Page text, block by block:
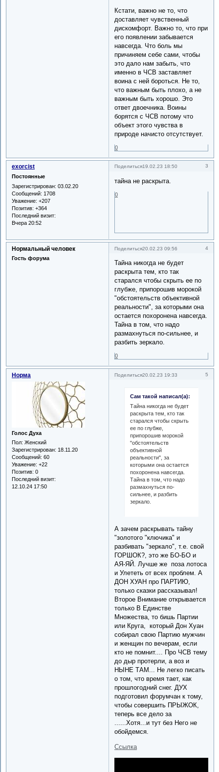
Кстати, важно не то, что
доставляет чувственный
дискомфорт. Важно то, что при
его появлении забывается
навсегда. Что боль мы
причиняем себе сами, чтобы
это дало нам забыть, что
именно в ЧСВ заставляет
воина с ней бороться. Не то,
что важным быть плохо, а не
важным быть хорошо. Это
ответ двоечника. Воины
борятся с ЧСВ потому что
объект этого чувства в
природе начисто отсутствует.
0
Поделиться 3
19.02.23 18:50
exorcist
Постоянные
Зарегистрирован: 03.02.20
Сообщений: 1708
Уважение: +207
Позитив: +364
Последний визит:
Вчера 20:52
тайна не раскрыта.
0
Поделиться 4
20.02.23 09:56
Нормальный человек
Гость форума
Тайна никогда не будет
раскрыта тем, кто так
старался чтобы скрыть ее по
глубже, припорошив морокой
"обстоятельств объективной
реальности", за которыми она
остается похоронена навсегда.
Тайна в том, что надо
размахнуться по-сильнее, и
разбить зеркало.
0
Поделиться 5
20.02.23 19:33
Норма
Голос Духа
Пол: Женский
Зарегистрирован: 18.11.20
Сообщений: 60
Уважение: +22
Позитив: 0
Последний визит:
12.10.24 17:50
Сам такой написал(а):
Тайна никогда не будет
раскрыта тем, кто так
старался чтобы скрыть
ее по глубже,
припорошив морокой
"обстоятельств
объективной
реальности", за
которыми она остается
похоронена навсегда.
Тайна в том, что надо
размахнуться по-
сильнее, и разбить
зеркало.
А зачем раскрывать тайну
"золотого "ключика" и
разбивать "зеркало", т.е. свой
ГОРШОК?, это же БО-БО и
АЯ-ЯЙ. Лучше же поза лотоса
и Улететь от всех проблем. А
ДОН ХУАН про ПАРТИЮ,
только сказки рассказывал!
Второе Внимание открывается
только В Единстве
Множества, то бишь Партии
или Круга, который Дон Хуан
собирал свою Партию мужчин
и женщин по вечерам, если
кто не помнит.... Про ЧСВ тему
до дыр протерли, а воз и
НЫНЕ ТАМ... Не легко писать
о том, что время тает, как
прошлогодний снег. ДУХ
подготовил форумчан к тому,
чтобы совершить ПРЫЖОК,
теперь все дело за
......Хотя...и тут без Него не
обойдемся.
Ссылка